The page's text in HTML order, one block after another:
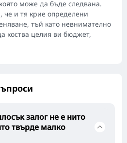
може да бъде следвана.
и тя крие определени
тъй като невнимателно
коства целия ви бюджет,
залог не е нито
твърде малко